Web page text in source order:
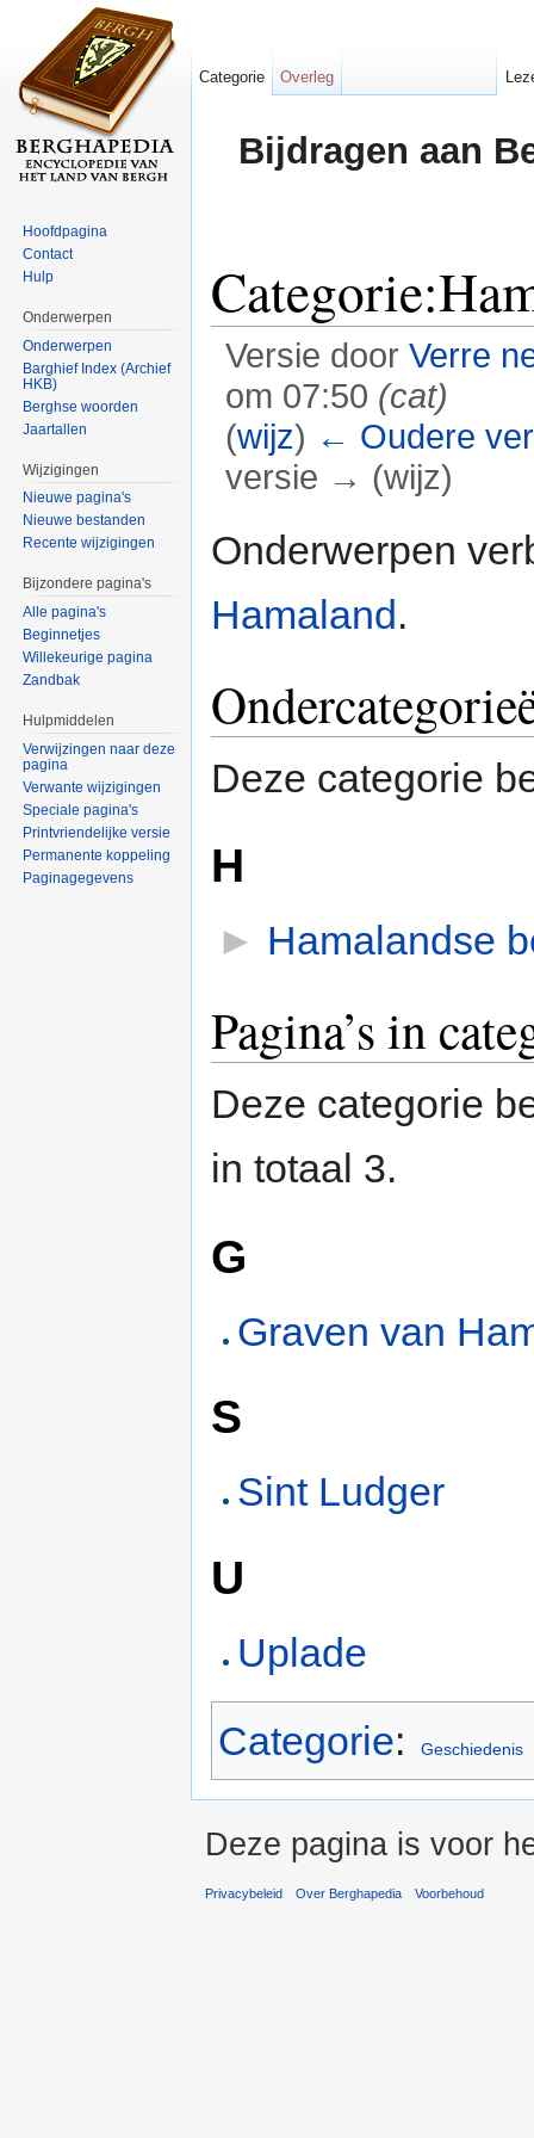
Bijdragen aan
Versie door Verre
om 07:50 (cat)
(wijz) ← Oudere
versie → (wijz)
Onderwerpen
Hamaland.
Deze categorie
H
► Hamalandse
Pagina’s in
Deze categorie
in totaal 3.
G
Graven van
S
Sint Ludger
U
Uplade
Categorie: Geschiedenis
Categorie Overleg
Hoofdpagina
Contact
Hulp
Onderwerpen
Onderwerpen
Barghief Index (Archief
HKB)
Berghse woorden
Jaartallen
Wijzigingen
Nieuwe pagina's
Nieuwe bestanden
Recente wijzigingen
Bijzondere pagina's
Alle pagina's
Beginnetjes
Willekeurige pagina
Zandbak
Hulpmiddelen
Verwijzingen naar deze
pagina
Verwante wijzigingen
Speciale pagina's
Printvriendelijke versie
Permanente koppeling
Paginagegevens
Deze pagina is voor
Privacybeleid Over Berghapedia Voorbehoud